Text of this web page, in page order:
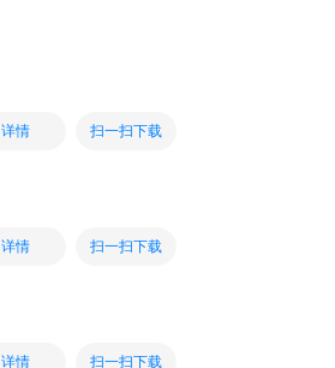
详情 扫一扫下载
详情 扫一扫下载
详情 扫一扫下载